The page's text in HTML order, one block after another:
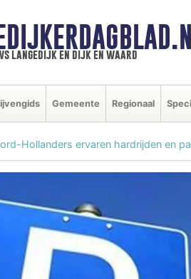
langedijk en dijk en waard
Gemeente Regionaal
Hollanders ervaren hardrijden en